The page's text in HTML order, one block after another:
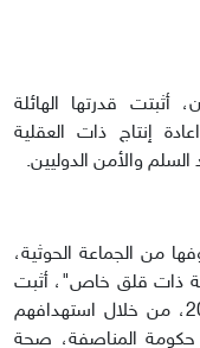
أثبتت قدرتها الهائلة
إنتاج ذات العقلية
والأمن الدوليين.
من الجماعة الحوثية،
ذات قلق خاص"، أثبت
الحوثيون في 30 ديسمبر كانون الأول 2020، من خلال استهدافهم
حكومة المناصفة، صحة